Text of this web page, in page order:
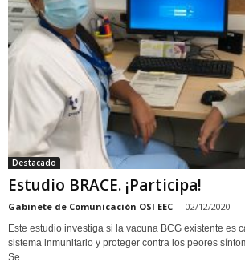
Destacado
Estudio BRACE. ¡Participa!
Gabinete de Comunicación OSI EEC - 02/12/2020
Este estudio investiga si la vacuna BCG existente es
sistema inmunitario y proteger contra los peores
Se...